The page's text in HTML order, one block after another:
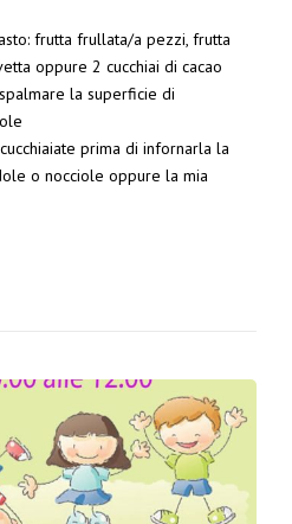
frutta frullata/a pezzi, frutta
oppure 2 cucchiai di cacao
la superficie di
prima di infornarla la
o nocciole oppure la mia